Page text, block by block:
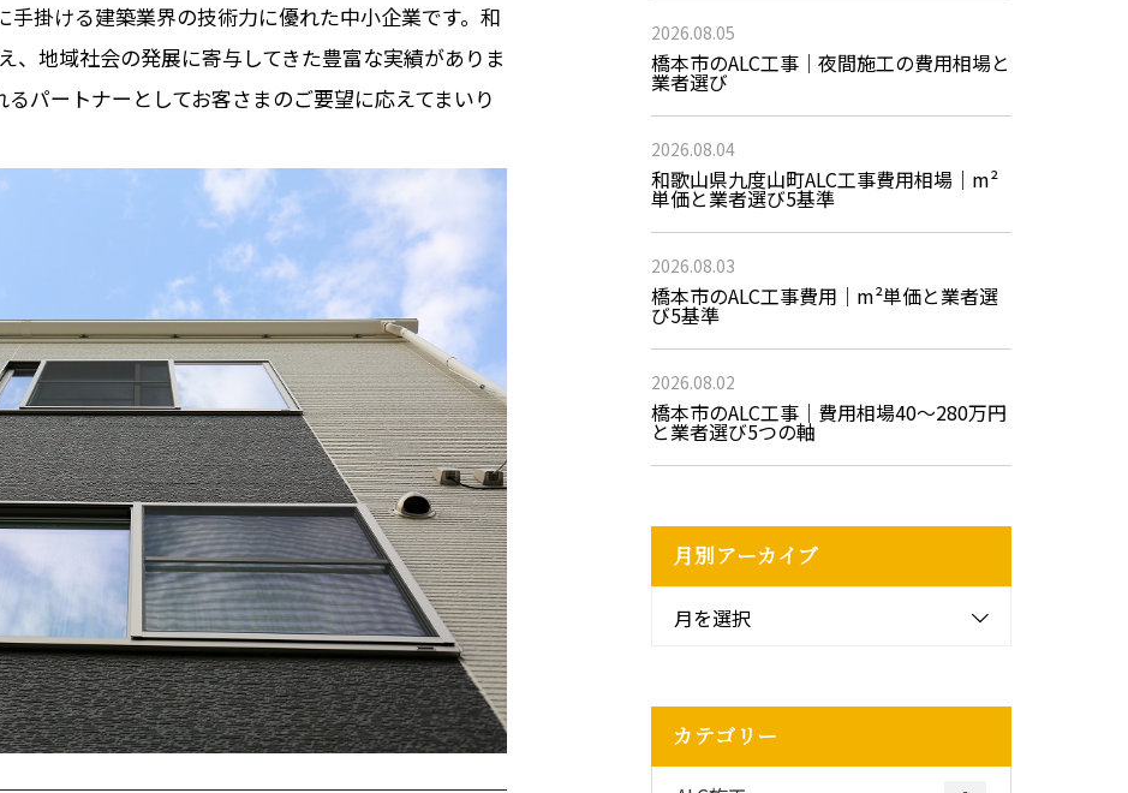
掛ける建築業界の技術力に優れた中小企業です。和
、地域社会の発展に寄与してきた豊富な実績がありま
パートナーとしてお客さまのご要望に応えてまいり
2026.08.05
橋本市のALC工事｜夜間施工の費用相場と
業者選び
2026.08.04
和歌山県九度山町ALC工事費用相場｜m²
単価と業者選び5基準
2026.08.03
橋本市のALC工事費用｜m²単価と業者選
び5基準
2026.08.02
橋本市のALC工事｜費用相場40〜280万円
と業者選び5つの軸
月別アーカイブ
月を選択
カテゴリー